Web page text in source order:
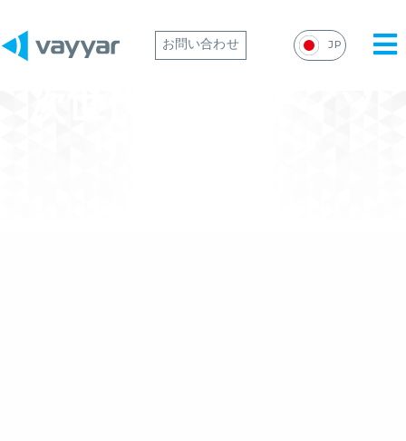
お問い合わせ JP